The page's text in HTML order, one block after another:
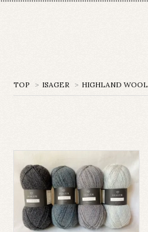
TOP > ISAGER > HIGHLAND WOOL